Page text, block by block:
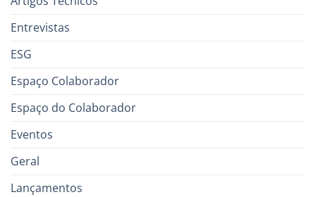
Entrevistas
ESG
Espaço Colaborador
Espaço do Colaborador
Eventos
Geral
Lançamentos